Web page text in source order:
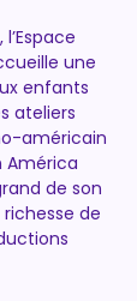
une
enfants
ateliers
américain
América
de son
de